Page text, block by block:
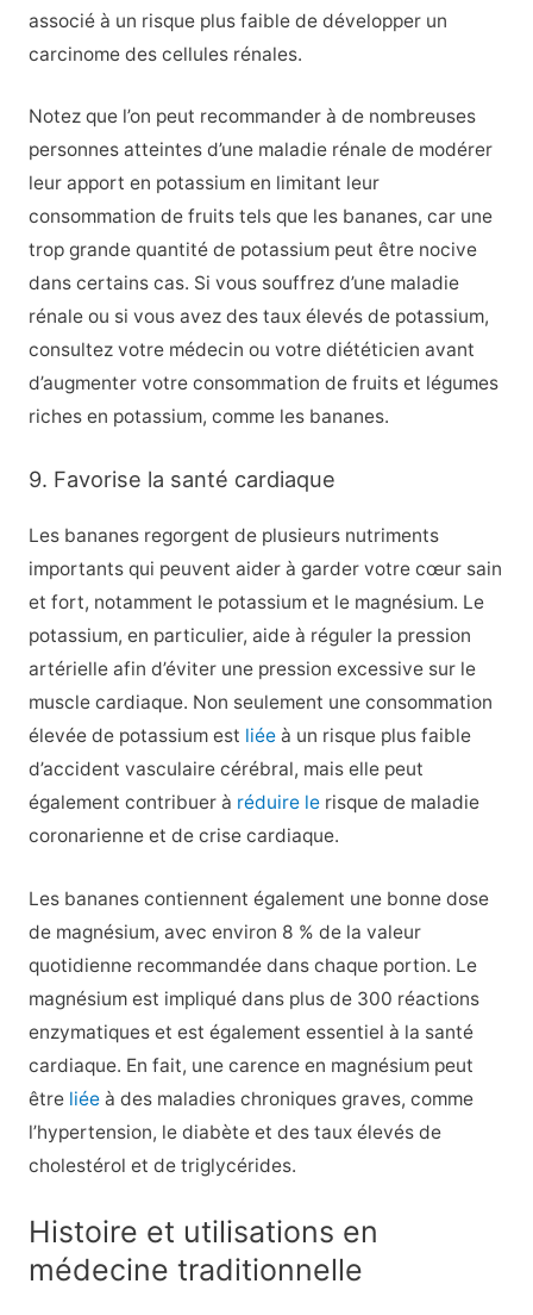
associé à un risque plus faible de développer un
carcinome des cellules rénales.
Notez que l’on peut recommander à de nombreuses
personnes atteintes d’une maladie rénale de modérer
leur apport en potassium en limitant leur
consommation de fruits tels que les bananes, car une
trop grande quantité de potassium peut être nocive
dans certains cas. Si vous souffrez d’une maladie
rénale ou si vous avez des taux élevés de potassium,
consultez votre médecin ou votre diététicien avant
d’augmenter votre consommation de fruits et légumes
riches en potassium, comme les bananes.
9. Favorise la santé cardiaque
Les bananes regorgent de plusieurs nutriments
importants qui peuvent aider à garder votre cœur sain
et fort, notamment le potassium et le magnésium. Le
potassium, en particulier, aide à réguler la pression
artérielle afin d’éviter une pression excessive sur le
muscle cardiaque. Non seulement une consommation
élevée de potassium est liéeà un risque plus faible
d’accident vasculaire cérébral, mais elle peut
également contribuer à réduire lerisque de maladie
coronarienne et de crise cardiaque.
Les bananes contiennent également une bonne dose
de magnésium, avec environ 8 % de la valeur
quotidienne recommandée dans chaque portion. Le
magnésium est impliqué dans plus de 300 réactions
enzymatiques et est également essentiel à la santé
cardiaque. En fait, une carence en magnésium peut
être liéeà des maladies chroniques graves, comme
l’hypertension, le diabète et des taux élevés de
cholestérol et de triglycérides.
Histoire et utilisations en
médecine traditionnelle